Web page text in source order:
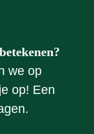
we op
op! Een